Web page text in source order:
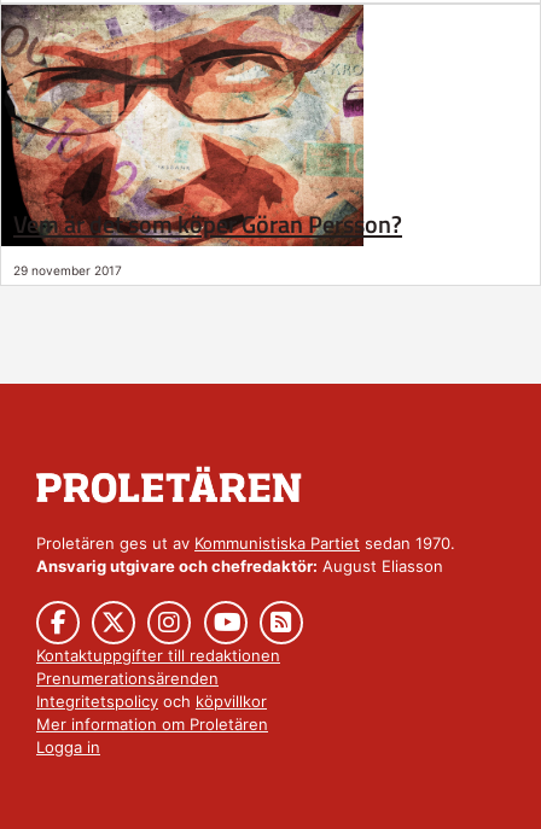
Vem är det som köper Göran Persson?
29 november 2017
Proletären ges ut av Kommunistiska Partiet sedan 1970.
Ansvarig utgivare och chefredaktör: August Eliasson
Kontaktuppgifter till redaktionen
Prenumerationsärenden
Integritetspolicy och köpvillkor
Mer information om Proletären
Logga in